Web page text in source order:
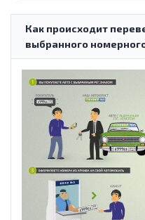
Как происходит
выбранного